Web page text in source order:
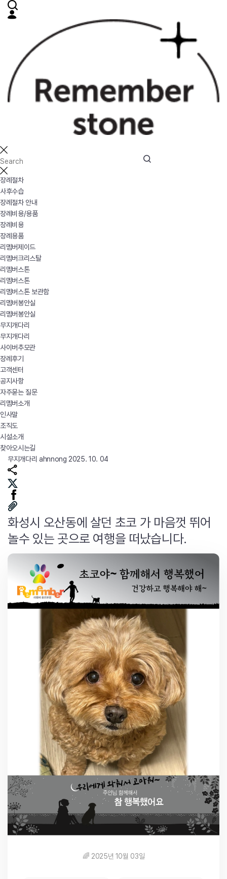
장례절차
사후수습
장례절차 안내
장례비용/용품
장례비용
장례용품
리멤버제이드
리멤버크리스탈
리멤버스톤
리멤버스톤
리멤버스톤 보관함
리멤버봉안실
리멤버봉안실
무지개다리
무지개다리
사이버추모관
장례후기
고객센터
공지사항
자주묻는 질문
리멤버소개
인사말
조직도
시설소개
찾아오시는길
무지개다리 ahnnong 2025. 10. 04
화성시 오산동에 살던 초코 가 마음껏 뛰어
놀수 있는 곳으로 여행을 떠났습니다.
🌈 2025년 10월 03일